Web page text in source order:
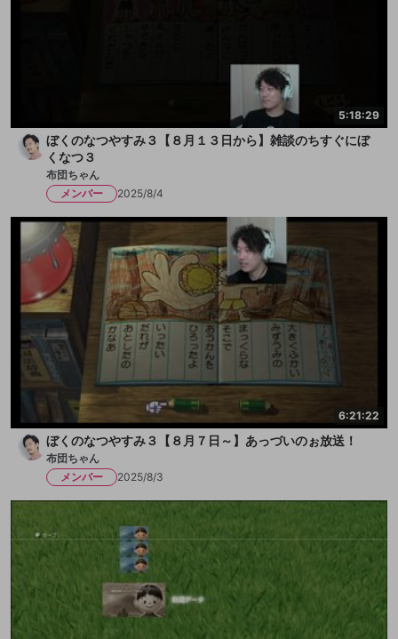
5:18:29
ぼくのなつやすみ３【８月１３日から】雑談のちすぐにぼ
くなつ３
布団ちゃん
メンバー
2025/8/4
6:21:22
ぼくのなつやすみ３【８月７日～】あっづいのぉ放送！
布団ちゃん
メンバー
2025/8/3